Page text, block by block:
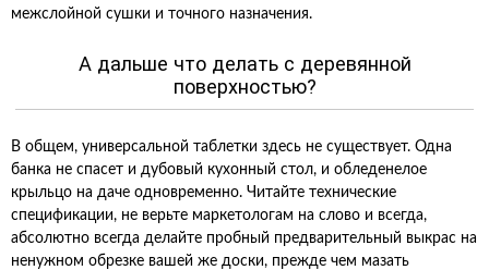
межслойной сушки и точного назначения.
А дальше что делать с деревянной
поверхностью?
В общем, универсальной таблетки здесь не существует. Одна
банка не спасет и дубовый кухонный стол, и обледенелое
крыльцо на даче одновременно. Читайте технические
спецификации, не верьте маркетологам на слово и всегда,
абсолютно всегда делайте пробный предварительный выкрас на
ненужном обрезке вашей же доски, прежде чем мазать